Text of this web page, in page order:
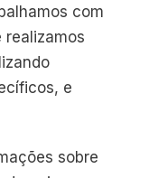
com
realizamos
e
sobre